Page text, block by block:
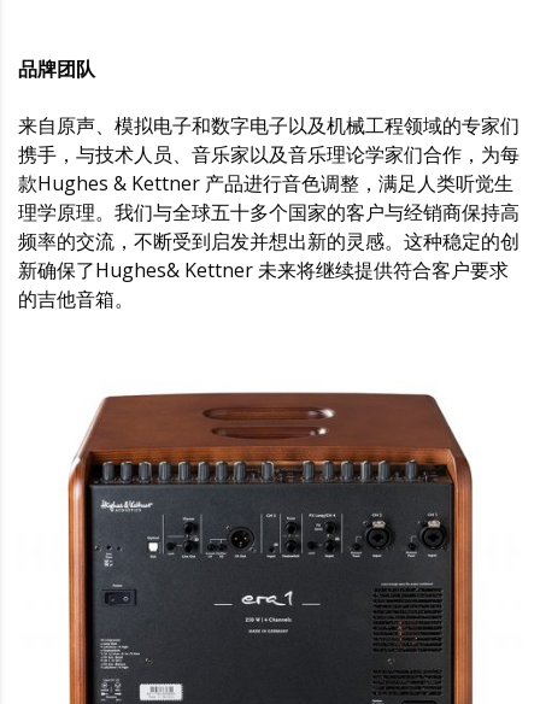
品牌团队
来自原声、模拟电子和数字电子以及机械工程领域的专家们
携手，与技术人员、音乐家以及音乐理论学家们合作，为每
款Hughes & Kettner 产品进行音色调整，满足人类听觉生
理学原理。我们与全球五十多个国家的客户与经销商保持高
频率的交流，不断受到启发并想出新的灵感。这种稳定的创
新确保了Hughes& Kettner 未来将继续提供符合客户要求
的吉他音箱。